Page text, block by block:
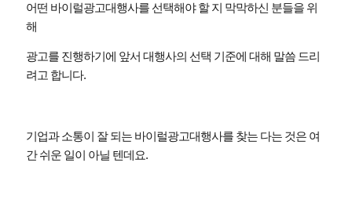
어떤 바이럴광고대행사를 선택해야 할 지 막막하신 분들을 위
해
광고를 진행하기에 앞서 대행사의 선택 기준에 대해 말씀 드리
려고 합니다.
기업과 소통이 잘 되는 바이럴광고대행사를 찾는 다는 것은 여
간 쉬운 일이 아닐 텐데요.